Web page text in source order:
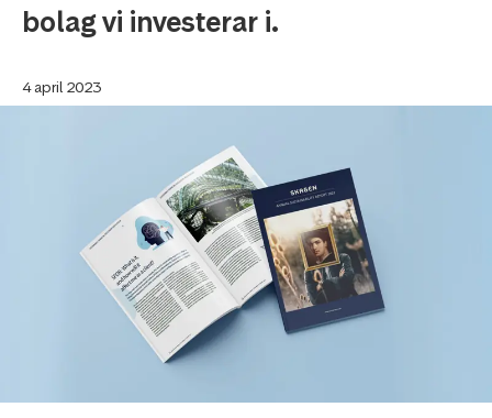
bolag vi investerar i.
4 april 2023